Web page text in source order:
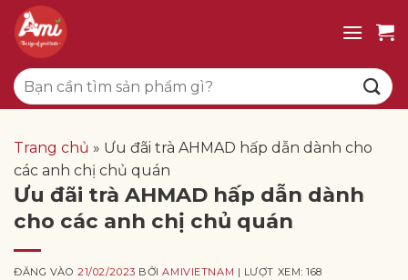
qua
dung
Tìm
kiếm:
Trang chủ » Ưu đãi trà AHMAD hấp dẫn dành cho
các anh chị chủ quán
Ưu đãi trà AHMAD hấp dẫn dành
cho các anh chị chủ quán
ĐĂNG VÀO21/02/2023 BỞIAMIVIETNAM | LƯỢT XEM: 168